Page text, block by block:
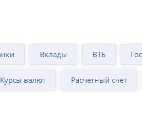
Вклады ВТБ
Курсы валют Расчетный счет